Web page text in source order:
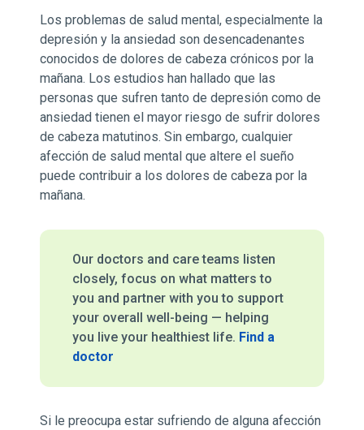
Los problemas de salud mental, especialmente la
depresión y la ansiedad son desencadenantes
conocidos de dolores de cabeza crónicos por la
mañana. Los estudios han hallado que las
personas que sufren tanto de depresión como de
ansiedad tienen el mayor riesgo de sufrir dolores
de cabeza matutinos. Sin embargo, cualquier
afección de salud mental que altere el sueño
puede contribuir a los dolores de cabeza por la
mañana.
Our doctors and care teams listen
closely, focus on what matters to
you and partner with you to support
your overall well-being — helping
you live your healthiest life. Find a
doctor
Si le preocupa estar sufriendo de alguna afección